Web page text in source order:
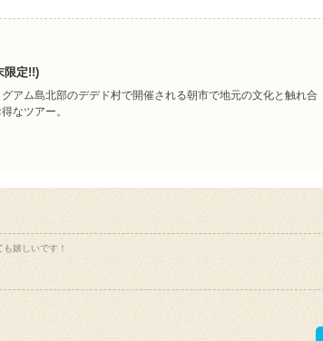
限定!!)
アム島北部のデデド村で開催される朝市で地元の文化と触れ合
なツアー。
嬉しいです！